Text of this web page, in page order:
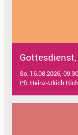
So. 16.08.2026,
Pfr. Heinz-Ulrich